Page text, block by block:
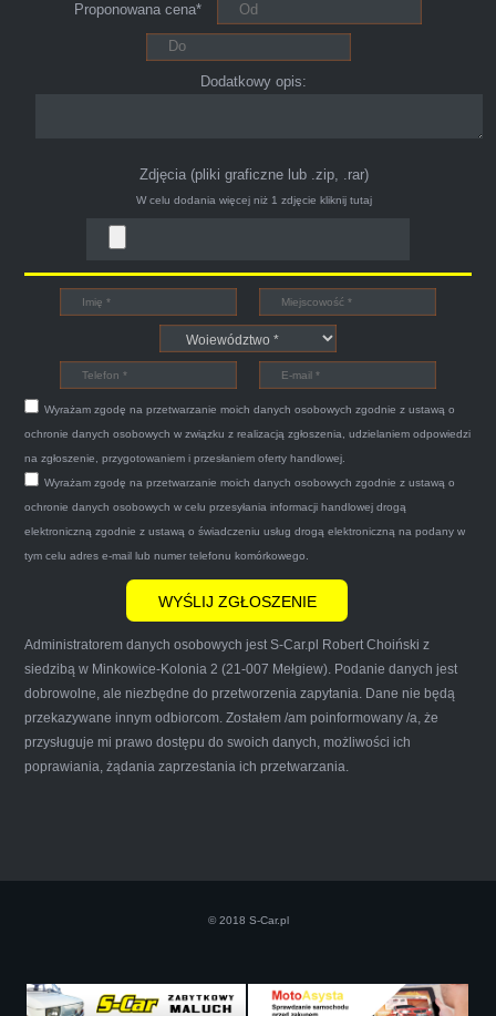
ciągu 15min odkupili ode mnie samochód.
Polecam pewna i profesjonalna firma maja
konto na Facebooku .
Witam,ja jestem bardzo zadowolona z usługi S-
Car.pl sprzedałam swoją wysłużoną corsinę
tego samego dnia miły grzeczny pan przyjechał
po trzech godzinach autolawetą sprawnie
zapakował auto wypisał dokumenty i wypłacił
gotówkę.Zdecydowanie mogę polecić tą firmę
mnie do skorzystania z ich usług przekonało to
że są na FACEBOOKU i każdy tam może
wyrazić opinię na ich temat.
Iwona Górska
naprawde ludzki, nie zdziera, nie oszukuje.
Proponowana cena*
Dodatkowy opis:
Zdjęcia (pliki graficzne lub .zip, .rar)
W celu dodania więcej niż 1 zdjęcie kliknij tutaj
Wyrażam zgodę na przetwarzanie moich danych osobowych zgodnie z ustawą o
ochronie danych osobowych w związku z realizacją zgłoszenia, udzielaniem odpowiedzi
na zgłoszenie, przygotowaniem i przesłaniem oferty handlowej.
Wyrażam zgodę na przetwarzanie moich danych osobowych zgodnie z ustawą o
ochronie danych osobowych w celu przesyłania informacji handlowej drogą
elektroniczną zgodnie z ustawą o świadczeniu usług drogą elektroniczną na podany w
tym celu adres e-mail lub numer telefonu komórkowego.
Administratorem danych osobowych jest S-Car.pl Robert Choiński z
siedzibą w Minkowice-Kolonia 2 (21-007 Mełgiew). Podanie danych jest
dobrowolne, ale niezbędne do przetworzenia zapytania. Dane nie będą
przekazywane innym odbiorcom. Zostałem /am poinformowany /a, że
przysługuje mi prawo dostępu do swoich danych, możliwości ich
poprawiania, żądania zaprzestania ich przetwarzania.
© 2018 S-Car.pl